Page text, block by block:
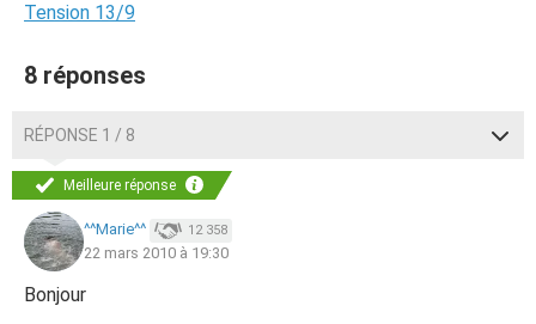
Tension 13/9
8 réponses
RÉPONSE 1 / 8
Meilleure réponse
^^Marie^^ 12 358
22 mars 2010 à 19:30
Bonjour